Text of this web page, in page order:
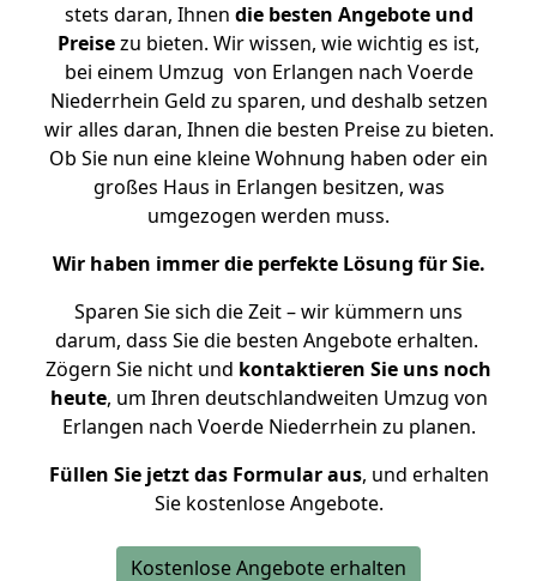
stets daran, Ihnen die besten Angebote und
Preisezu bieten. Wir wissen, wie wichtig es ist,
bei einem Umzug von Erlangen nach Voerde
Niederrhein Geld zu sparen, und deshalb setzen
wir alles daran, Ihnen die besten Preise zu bieten.
Ob Sie nun eine kleine Wohnung haben oder ein
großes Haus in Erlangen besitzen, was
umgezogen werden muss.
Wir haben immer die perfekte Lösung für Sie.
Sparen Sie sich die Zeit – wir kümmern uns
darum, dass Sie die besten Angebote erhalten.
Zögern Sie nicht und kontaktieren Sie uns noch
heute, um Ihren deutschlandweiten Umzug von
Erlangen nach Voerde Niederrhein zu planen.
Füllen Sie jetzt das Formular aus, und erhalten
Sie kostenlose Angebote.
Kostenlose Angebote erhalten